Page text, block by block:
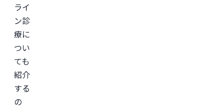
ライ
ン診
療に
つい
ても
紹介
する
の